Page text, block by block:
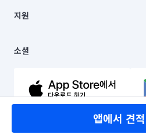
앱에서 견
상품, 상품정보, 거래에 관한 의무와 책임
언론 보도 관련 문의:
© 유한회사 미소. Miso, Inc. All Rights
이사
지원
이용약관
문의하기
소셜
유튜브